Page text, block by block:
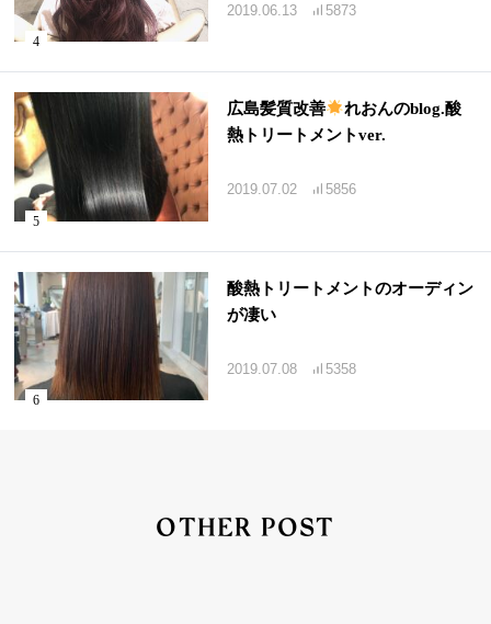
2019.06.13 5873
広島髪質改善
れおんのblog.酸
熱トリートメントver.
2019.07.02 5856
酸熱トリートメントのオーディン
が凄い
2019.07.08 5358
OTHER POST